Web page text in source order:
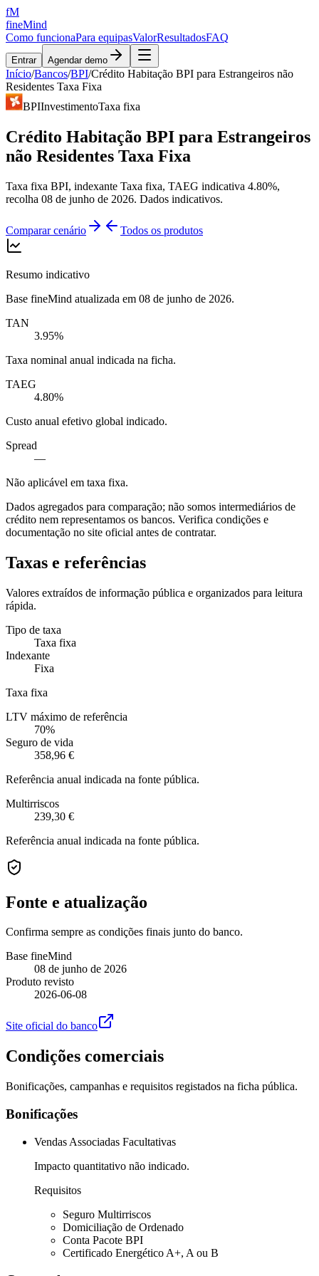
fM
fineMind
Como funcionaPara equipasValorResultadosFAQ
Entrar Agendar demo
Início/Bancos/BPI/Crédito Habitação BPI para Estrangeiros não
Residentes Taxa Fixa
BPIInvestimentoTaxa fixa
Crédito Habitação BPI para Estrangeiros
não Residentes Taxa Fixa
Taxa fixa BPI, indexante Taxa fixa, TAEG indicativa 4.80%,
recolha 08 de junho de 2026. Dados indicativos.
Comparar cenário Todos os produtos
Resumo indicativo
Base fineMind atualizada em 08 de junho de 2026.
TAN
3.95%
Taxa nominal anual indicada na ficha.
TAEG
4.80%
Custo anual efetivo global indicado.
Spread
—
Não aplicável em taxa fixa.
Dados agregados para comparação; não somos intermediários de
crédito nem representamos os bancos. Verifica condições e
documentação no site oficial antes de contratar.
Taxas e referências
Valores extraídos de informação pública e organizados para leitura
rápida.
Tipo de taxa
Taxa fixa
Indexante
Fixa
Taxa fixa
LTV máximo de referência
70%
Seguro de vida
358,96 €
Referência anual indicada na fonte pública.
Multirriscos
239,30 €
Referência anual indicada na fonte pública.
Fonte e atualização
Confirma sempre as condições finais junto do banco.
Base fineMind
08 de junho de 2026
Produto revisto
2026-06-08
Site oficial do banco
Condições comerciais
Bonificações, campanhas e requisitos registados na ficha pública.
Bonificações
Vendas Associadas Facultativas
Impacto quantitativo não indicado.
Requisitos
Seguro Multirriscos
Domiciliação de Ordenado
Conta Pacote BPI
Certificado Energético A+, A ou B